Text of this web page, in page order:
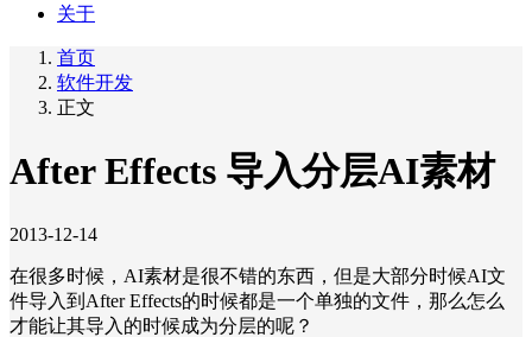
关于
首页
软件开发
正文
After Effects 导入分层AI素材
2013-12-14
在很多时候，AI素材是很不错的东西，但是大部分时候AI文
件导入到After Effects的时候都是一个单独的文件，那么怎么
才能让其导入的时候成为分层的呢？